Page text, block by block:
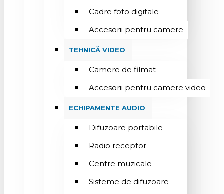
Cadre foto digitale
Accesorii pentru camere
TEHNICĂ VIDEO
Camere de filmat
Accesorii pentru camere video
ECHIPAMENTE AUDIO
Difuzoare portabile
Radio receptor
Centre muzicale
Sisteme de difuzoare